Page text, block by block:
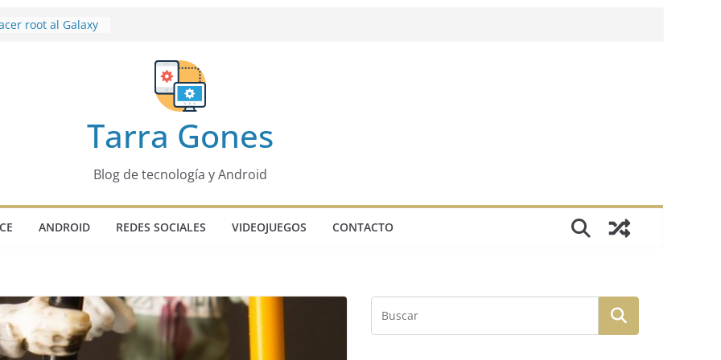
root al Galaxy
Tarra Gones
Blog de tecnología y Android
ANDROID REDES SOCIALES VIDEOJUEGOS CONTACTO